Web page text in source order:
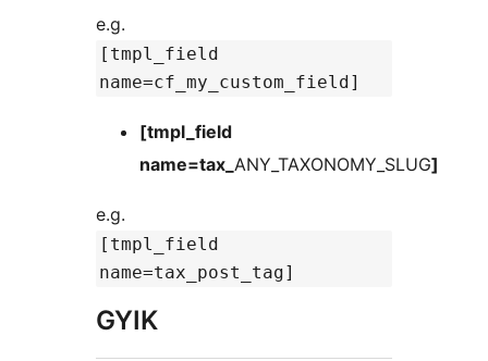
e.g.
[tmpl_field
name=cf_my_custom_field]
[tmpl_field
name=tax_ ANY_TAXONOMY_SLUG]
e.g.
[tmpl_field
name=tax_post_tag]
GYIK